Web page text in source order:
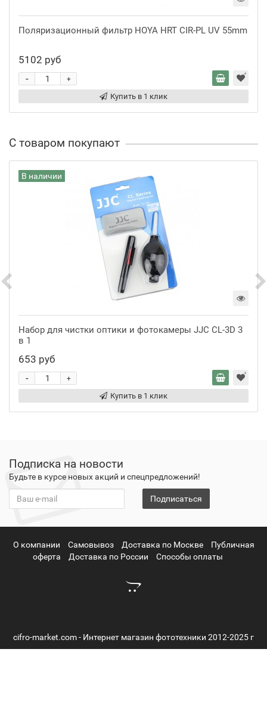
Поляризационный фильтр HOYA HRT CIR-PL UV 55mm
5102 руб
+
-
Купить в 1 клик
С товаром покупают
В наличии
Набор для чистки оптики и фотокамеры JJC CL-3D 3
в 1
653 руб
+
-
Купить в 1 клик
Подписка на новости
Будьте в курсе новых акций и спецпредложений!
Подписаться
О компании Самовывоз Доставка по Москве
Публичная
оферта
Доставка по России Способы оплаты
cifro-market.com - Интернет магазин фототехники 2012-2025 г